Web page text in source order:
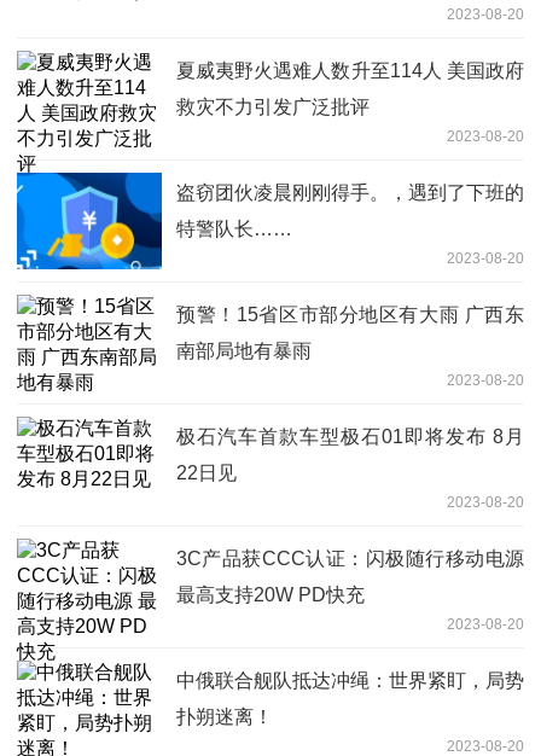
2023-08-20
夏威夷野火遇难人数升至114人 美国政府
救灾不力引发广泛批评
2023-08-20
盗窃团伙凌晨刚刚得手。，遇到了下班的
特警队长……
2023-08-20
预警！15省区市部分地区有大雨 广西东
南部局地有暴雨
2023-08-20
极石汽车首款车型极石01即将发布 8月
22日见
2023-08-20
3C产品获CCC认证：闪极随行移动电源
最高支持20W PD快充
2023-08-20
中俄联合舰队抵达冲绳：世界紧盯，局势
扑朔迷离！
2023-08-20